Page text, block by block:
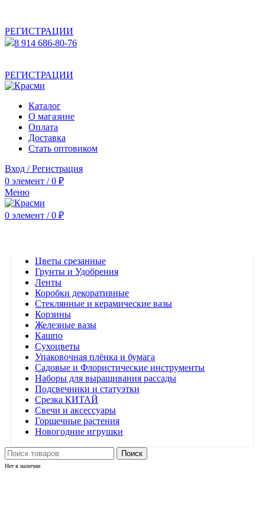
РЕГИСТРАЦИИ
8 914 686-80-76
РЕГИСТРАЦИИ
Каталог
О магазине
Оплата
Доставка
Стать оптовиком
Вход / Регистрация
0 элемент / 0 ₽
Меню
0 элемент / 0 ₽
Цветы срезанные
Грунты и Удобрения
Ленты
Коробки декоративные
Стеклянные и керамические вазы
Корзины
Железные вазы
Кашпо
Сухоцветы
Упаковочная плёнка и бумага
Садовые и Флористические инструменты
Наборы для выращивания рассады
Подсвечники и статуэтки
Срезка КИТАЙ
Свечи и аксессуары
Горшечные растения
Новогодние игрушки
Поиск
Нет в наличии